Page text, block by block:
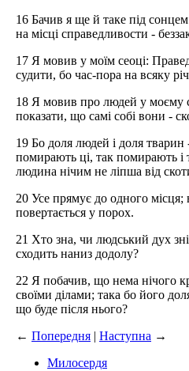
16 Бачив я ще й таке під
на місці справедливости -
17 Я мовив у моїм сеоці:
судити, бо час-пора на всяку
18 Я мовив про людей у моєму
показати, що самі собі вони -
19 Бо доля людей і доля
помирають ці, так помирають і
людина нічим не ліпша від
20 Усе прямує до одного місця;
повертається у порох.
21 Хто зна, чи людський дух
сходить наниз додолу?
22 Я побачив, що нема нічого
своїми ділами; така бо його
що буде після нього?
← Попередня | Наступна →
Милосердя